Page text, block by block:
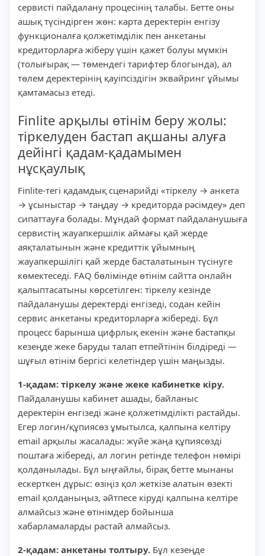
сервисті пайдалану процесінің талабы. Бетте оны
ашық түсіндірген жөн: карта деректерін енгізу
функционалға қолжетімділік пен анкетаны
кредиторларға жіберу үшін қажет болуы мүмкін
(толығырақ — төмендегі тарифтер блогында), ал
төлем деректерінің қауіпсіздігін эквайринг ұйымы
қамтамасыз етеді.
Finlite арқылы өтінім беру жолы:
тіркелуден бастап ақшаны алуға
дейінгі қадам-қадамымен
нұсқаулық
Finlite-тегі қадамдық сценарийді «тіркелу → анкета
→ ұсыныстар → таңдау → кредиторда рәсімдеу» деп
сипаттауға болады. Мұндай формат пайдаланушыға
сервистің жауапкершілік аймағы қай жерде
аяқталатынын және кредиттік ұйымның
жауапкершілігі қай жерде басталатынын түсінуге
көмектеседі. FAQ бөлімінде өтінім сайтта онлайн
қалыптасатыны көрсетілген: тіркелу кезінде
пайдаланушы деректерді енгізеді, содан кейін
сервис анкетаны кредиторларға жібереді. Бұл
процесс барынша цифрлық екенін және бастапқы
кезеңде жеке баруды талап етпейтінін білдіреді —
шұғыл өтінім бергісі келетіндер үшін маңызды.
1-қадам: тіркелу және жеке кабинетке кіру.
Пайдаланушы кабинет ашады, байланыс
деректерін енгізеді және қолжетімділікті растайды.
Егер логин/құпиясөз ұмытылса, қалпына келтіру
email арқылы жасалады: жүйе жаңа құпиясөзді
поштаға жібереді, ал логин ретінде телефон нөмірі
қолданылады. Бұл ыңғайлы, бірақ бетте мынаны
ескерткен дұрыс: өзіңіз қол жеткізе алатын өзекті
email қолданыңыз, әйтпесе кіруді қалпына келтіре
алмайсыз және өтінімдер бойынша
хабарламаларды растай алмайсыз.
2-қадам: анкетаны толтыру. Бұл кезеңде